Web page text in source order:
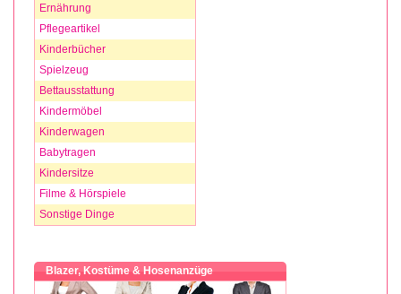
Ernährung
Pflegeartikel
Kinderbücher
Spielzeug
Bettausstattung
Kindermöbel
Kinderwagen
Babytragen
Kindersitze
Filme & Hörspiele
Sonstige Dinge
Blazer, Kostüme & Hosenanzüge